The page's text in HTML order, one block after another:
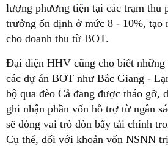
lượng phương tiện tại các trạm thu
trưởng ổn định ở mức 8 - 10%, tạo
cho doanh thu từ BOT.
Đại diện HHV cũng cho biết những
các dự án BOT như Bắc Giang -
bộ qua đèo Cả đang được tháo gỡ,
ghi nhận phần vốn hỗ trợ từ ngân
sẽ đóng vai trò đòn bẩy tài chính
Cụ thể, đối với khoản vốn NSNN